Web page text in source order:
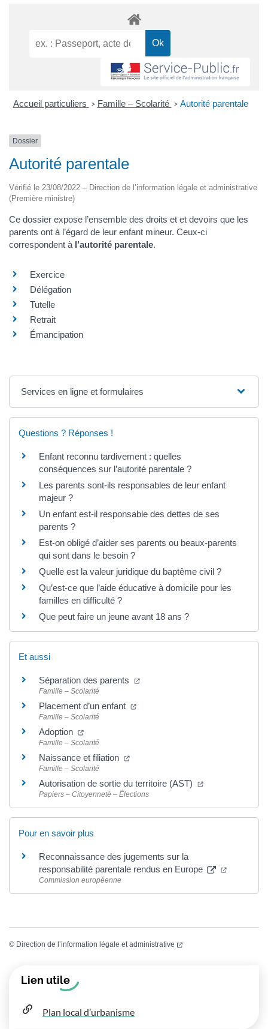
Accueil particuliers > Famille – Scolarité > Autorité parentale
Dossier
Autorité parentale
Vérifié le 23/08/2022 – Direction de l’information légale et administrative
(Première ministre)
Ce dossier expose l’ensemble des droits et et devoirs que les
parents ont à l’égard de leur enfant mineur. Ceux-ci
correspondent à l’autorité parentale.
Exercice
Délégation
Tutelle
Retrait
Émancipation
Services en ligne et formulaires
Questions ? Réponses !
Enfant reconnu tardivement : quelles
conséquences sur l’autorité parentale ?
Les parents sont-ils responsables de leur enfant
majeur ?
Un enfant est-il responsable des dettes de ses
parents ?
Est-on obligé d’aider ses parents ou beaux-parents
qui sont dans le besoin ?
Quelle est la valeur juridique du baptême civil ?
Qu’est-ce que l’aide éducative à domicile pour les
familles en difficulté ?
Que peut faire un jeune avant 18 ans ?
Et aussi
Séparation des parents (ouverture dans un nouvel
Famille – Scolarité
Placement d’un enfant (ouverture dans un nouvel onglet)
Famille – Scolarité
Adoption (ouverture dans un nouvel onglet)
Famille – Scolarité
Naissance et filiation (ouverture dans un nouvel onglet)
Famille – Scolarité
Autorisation de sortie du territoire (AST) (ouverture dans
Papiers – Citoyenneté – Élections
Pour en savoir plus
Reconnaissance des jugements sur la
responsabilité parentale rendus en Europe
Commission européenne
© Direction de l’information légale et administrative (ouverture dans un
Informations complémentaires
Lien utile
Plan local d’urbanisme